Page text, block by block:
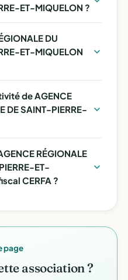
ET-MIQUELON ?
DU
ET-MIQUELON
de AGENCE
DE SAINT-PIERRE-
RÉGIONALE
ET-
CERFA ?
page
association ?